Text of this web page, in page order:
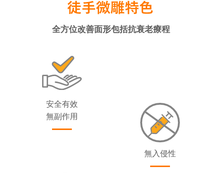
全方位改善面形包括抗衰老療程
安全有效
無副作用
無入侵性